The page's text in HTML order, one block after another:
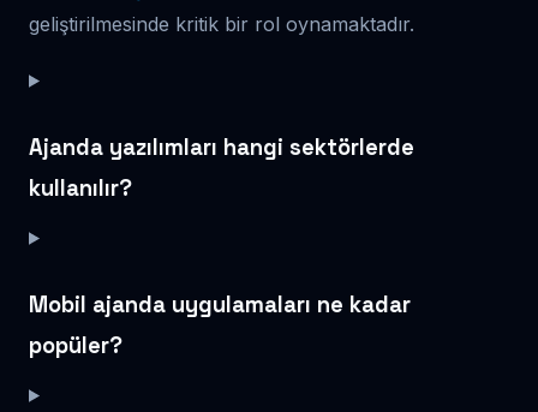
geliştirilmesinde kritik bir rol oynamaktadır.
Ajanda yazılımları hangi sektörlerde
kullanılır?
Mobil ajanda uygulamaları ne kadar
popüler?